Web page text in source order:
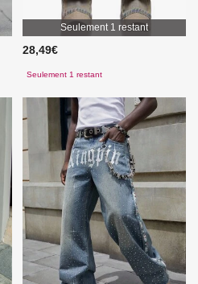
Seulement 1 restant
28,49€
Seulement 1 restant